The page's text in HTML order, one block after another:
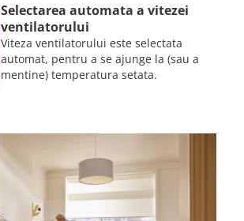
Selectarea automata a vitezei
ventilatorului
Viteza ventilatorului este selectata
automat, pentru a se ajunge la (sau a
mentine) temperatura setata.